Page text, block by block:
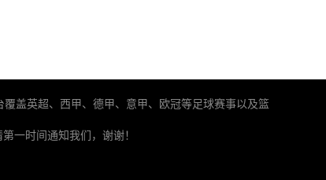
盖英超、西甲、德甲、意甲、欧冠等足球赛事以及篮
一时间通知我们，谢谢！